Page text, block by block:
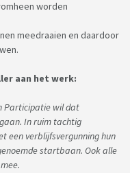
worden
meedraaien en daardoor
aan het werk:
Participatie wil dat
In ruim tachtig
een verblijfsvergunning hun
startbaan. Ook alle